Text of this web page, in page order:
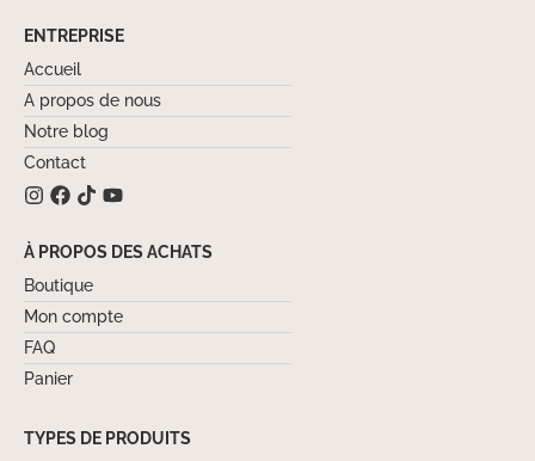
ENTREPRISE
Accueil
A propos de nous
Notre blog
Contact
À PROPOS DES ACHATS
Boutique
Mon compte
FAQ
Panier
TYPES DE PRODUITS